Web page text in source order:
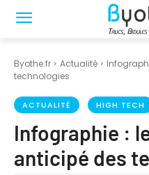
Byothe.fr Actualité
technologies
ACTUALITÉ HIGH TECH
Infographie :
anticipé des